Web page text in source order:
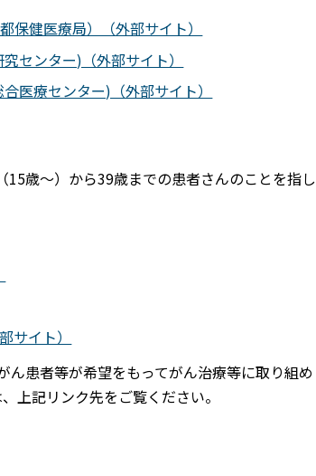
健医療局）（外部サイト）
センター)（外部サイト）
医療センター)（外部サイト）
歳～）から39歳までの患者さんのことを指し
サイト）
患者等が希望をもってがん治療等に取り組め
上記リンク先をご覧ください。